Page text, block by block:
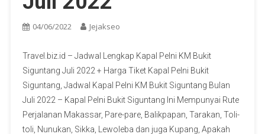
04/06/2022 Jejakseo
Travel.biz.id – Jadwal Lengkap Kapal Pelni KM Bukit
Siguntang Juli 2022 + Harga Tiket Kapal Pelni Bukit
Siguntang, Jadwal Kapal Pelni KM Bukit Siguntang Bulan
Juli 2022 – Kapal Pelni Bukit Siguntang Ini Mempunyai Rute
Perjalanan Makassar, Pare-pare, Balikpapan, Tarakan, Toli-
toli, Nunukan, Sikka, Lewoleba dan juga Kupang, Apakah